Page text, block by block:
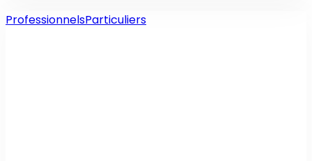
ProfessionnelsParticuliers